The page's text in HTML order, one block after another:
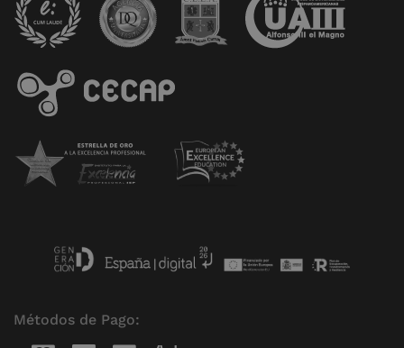
Métodos de Pago: